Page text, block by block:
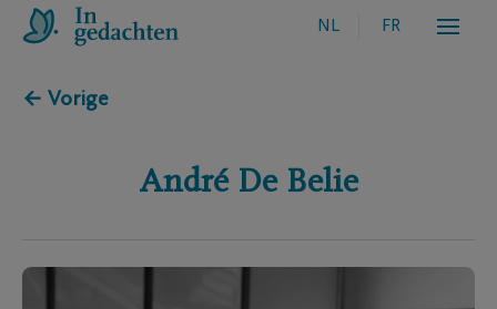
NL FR
← Vorige
André De Belie